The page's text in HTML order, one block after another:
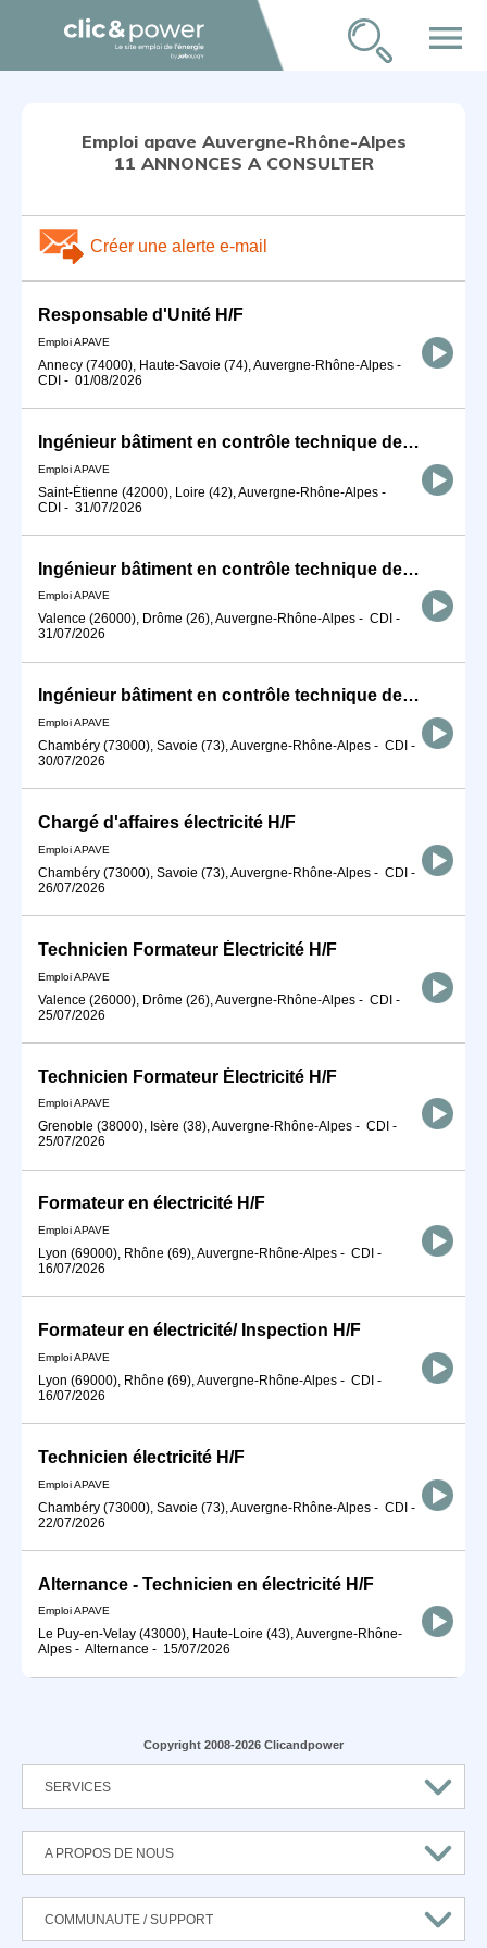
menu
Emploi apave Auvergne-Rhône-Alpes
11 ANNONCES A CONSULTER
Créer une alerte e-mail
Responsable d'Unité H/F
Emploi APAVE
Annecy (74000), Haute-Savoie (74), Auvergne-Rhône-Alpes -
CDI - 01/08/2026
Ingénieur bâtiment en contrôle technique de construction H/F
Emploi APAVE
Saint-Étienne (42000), Loire (42), Auvergne-Rhône-Alpes -
CDI - 31/07/2026
Ingénieur bâtiment en contrôle technique de construction H/F
Emploi APAVE
Valence (26000), Drôme (26), Auvergne-Rhône-Alpes - CDI -
31/07/2026
Ingénieur bâtiment en contrôle technique de construction H/F
Emploi APAVE
Chambéry (73000), Savoie (73), Auvergne-Rhône-Alpes - CDI -
30/07/2026
Chargé d'affaires électricité H/F
Emploi APAVE
Chambéry (73000), Savoie (73), Auvergne-Rhône-Alpes - CDI -
26/07/2026
Technicien Formateur Électricité H/F
Emploi APAVE
Valence (26000), Drôme (26), Auvergne-Rhône-Alpes - CDI -
25/07/2026
Technicien Formateur Électricité H/F
Emploi APAVE
Grenoble (38000), Isère (38), Auvergne-Rhône-Alpes - CDI -
25/07/2026
Formateur en électricité H/F
Emploi APAVE
Lyon (69000), Rhône (69), Auvergne-Rhône-Alpes - CDI -
16/07/2026
Formateur en électricité/ Inspection H/F
Emploi APAVE
Lyon (69000), Rhône (69), Auvergne-Rhône-Alpes - CDI -
16/07/2026
Technicien électricité H/F
Emploi APAVE
Chambéry (73000), Savoie (73), Auvergne-Rhône-Alpes - CDI -
22/07/2026
Alternance - Technicien en électricité H/F
Emploi APAVE
Le Puy-en-Velay (43000), Haute-Loire (43), Auvergne-Rhône-
Alpes - Alternance - 15/07/2026
Copyright 2008-2026 Clicandpower
SERVICES
A PROPOS DE NOUS
COMMUNAUTE / SUPPORT